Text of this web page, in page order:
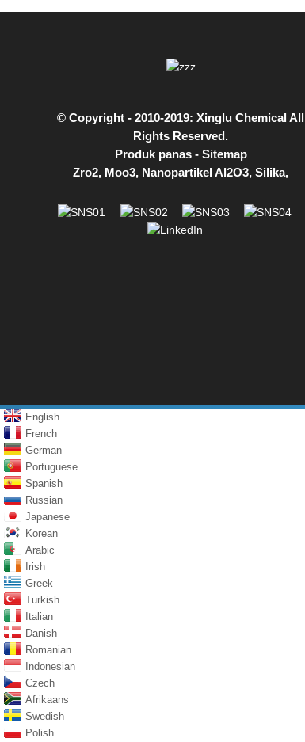
© Copyright - 2010-2019: Xinglu Chemical All
Rights Reserved.
Produk panas- Sitemap
Zro2, Moo3, Nanopartikel Al2O3, Silika,
English
French
German
Portuguese
Spanish
Russian
Japanese
Korean
Arabic
Irish
Greek
Turkish
Italian
Danish
Romanian
Indonesian
Czech
Afrikaans
Swedish
Polish